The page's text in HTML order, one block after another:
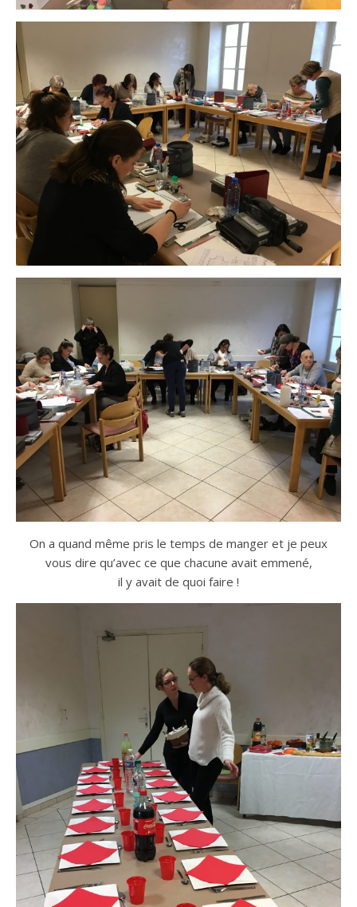
On a quand même pris le temps de manger et je peux
vous dire qu’avec ce que chacune avait emmené,
il y avait de quoi faire !